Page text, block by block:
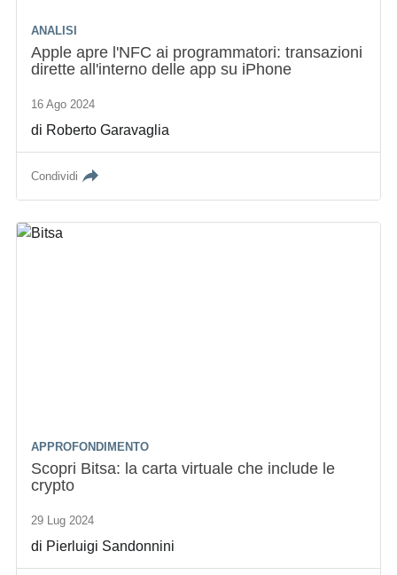
ANALISI
Apple apre l'NFC ai programmatori: transazioni
dirette all'interno delle app su iPhone
16 Ago 2024
di Roberto Garavaglia
Condividi
APPROFONDIMENTO
Scopri Bitsa: la carta virtuale che include le
crypto
29 Lug 2024
di Pierluigi Sandonnini